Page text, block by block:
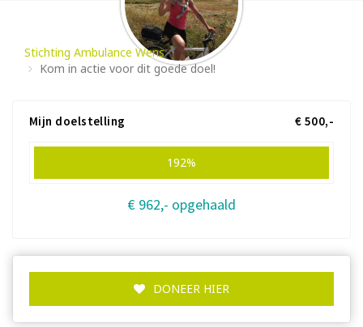
Stichting Ambulance Wens
Kom in actie voor dit goede doel!
Mijn doelstelling € 500,-
192%
€ 962,- opgehaald
DONEER HIER